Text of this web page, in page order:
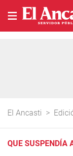
El Ancasti >
QUE SUSPENDÍA